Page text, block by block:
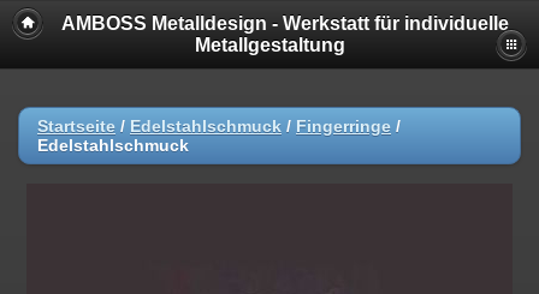
AMBOSS Metalldesign - Werkstatt für individuelle
Metallgestaltung
Startseite / Edelstahlschmuck / Fingerringe /
Edelstahlschmuck